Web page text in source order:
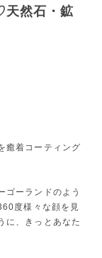
然石・鉱
癒着コーティング
ゴーランドのよう
度様々な顔を見
に、きっとあなた